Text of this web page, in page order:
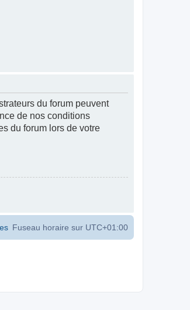
du forum peuvent
de nos conditions
du forum lors de votre
Fuseau horaire sur UTC+01:00